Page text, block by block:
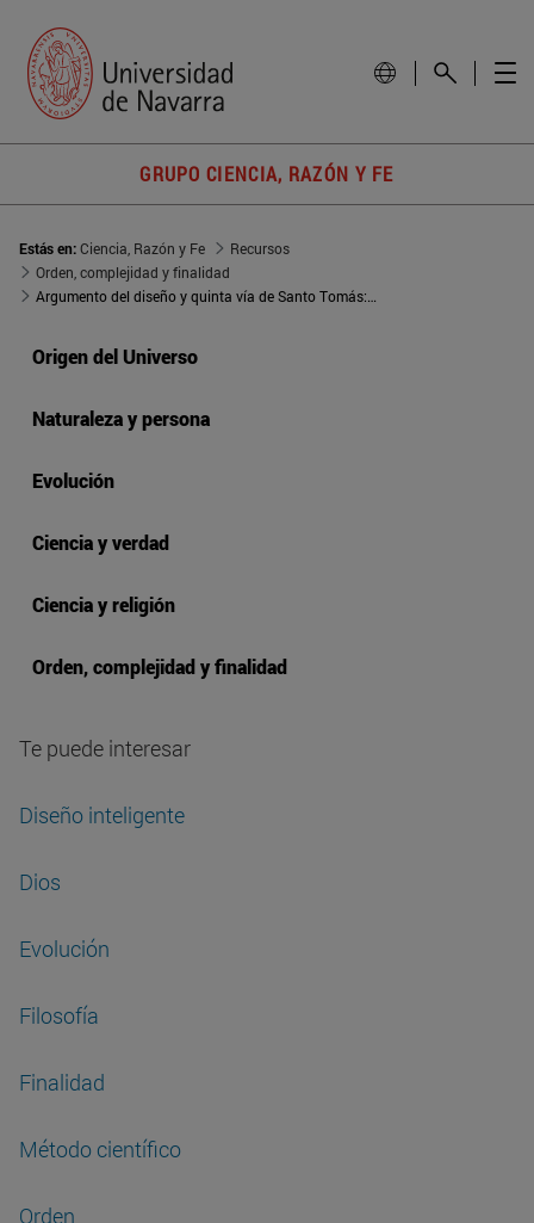
GRUPO CIENCIA, RAZÓN Y FE
Estás en:Ciencia, Razón y Fe
Recursos
Orden, complejidad y finalidad
Argumento del diseño y quinta vía de Santo Tomás: semejanzas y diferencias
Origen del Universo
Naturaleza y persona
Evolución
Ciencia y verdad
Ciencia y religión
Orden, complejidad y finalidad
Te puede interesar
Diseño inteligente
Dios
Evolución
Filosofía
Finalidad
Método científico
Orden